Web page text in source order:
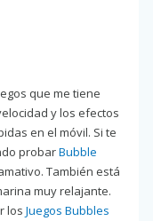
que me tiene
y los efectos
en el móvil. Si te
probarBubble
También está
muy relajante.
los Juegos Bubbles